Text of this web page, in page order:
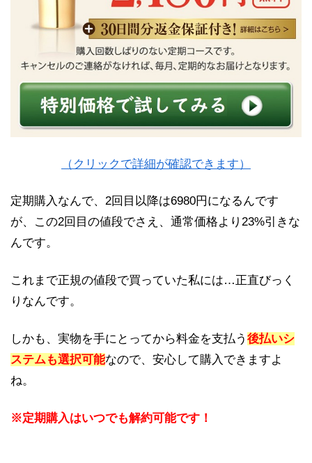
（クリックで詳細が確認できます）
定期購入なんで、2回目以降は6980円になるんです
が、この2回目の値段でさえ、通常価格より23%引きな
んです。
これまで正規の値段で買っていた私には…正直びっく
りなんです。
しかも、実物を手にとってから料金を支払う 後払いシ
ステムも選択可能なので、安心して購入できますよ
ね。
※定期購入はいつでも解約可能です！